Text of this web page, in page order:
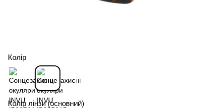
Колір
Колір лінзи (основний)